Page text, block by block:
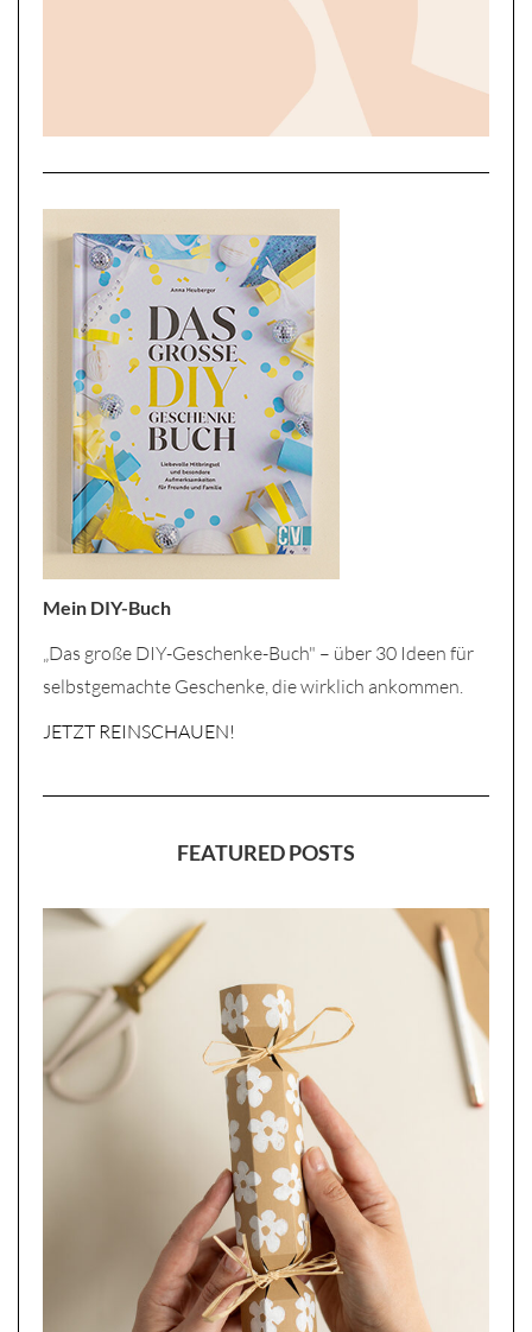
Mein DIY-Buch
„Das große DIY-Geschenke-Buch" – über 30 Ideen für
selbstgemachte Geschenke, die wirklich ankommen.
JETZT REINSCHAUEN!
FEATURED POSTS